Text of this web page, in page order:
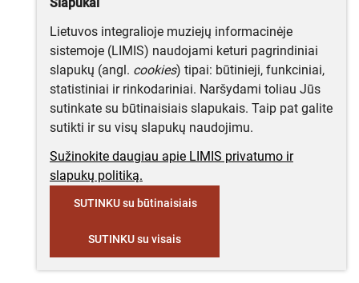
Lietuvos integralioje muziejų informacinėje
sistemoje (LIMIS) naudojami keturi pagrindiniai
slapukų (angl. cookies) tipai: būtinieji, funkciniai,
statistiniai ir rinkodariniai. Naršydami toliau Jūs
sutinkate su būtinaisiais slapukais. Taip pat galite
sutikti ir su visų slapukų naudojimu.
Sužinokite daugiau apie LIMIS privatumo ir
slapukų politiką.
SUTINKU su būtinaisiais
SUTINKU su visais